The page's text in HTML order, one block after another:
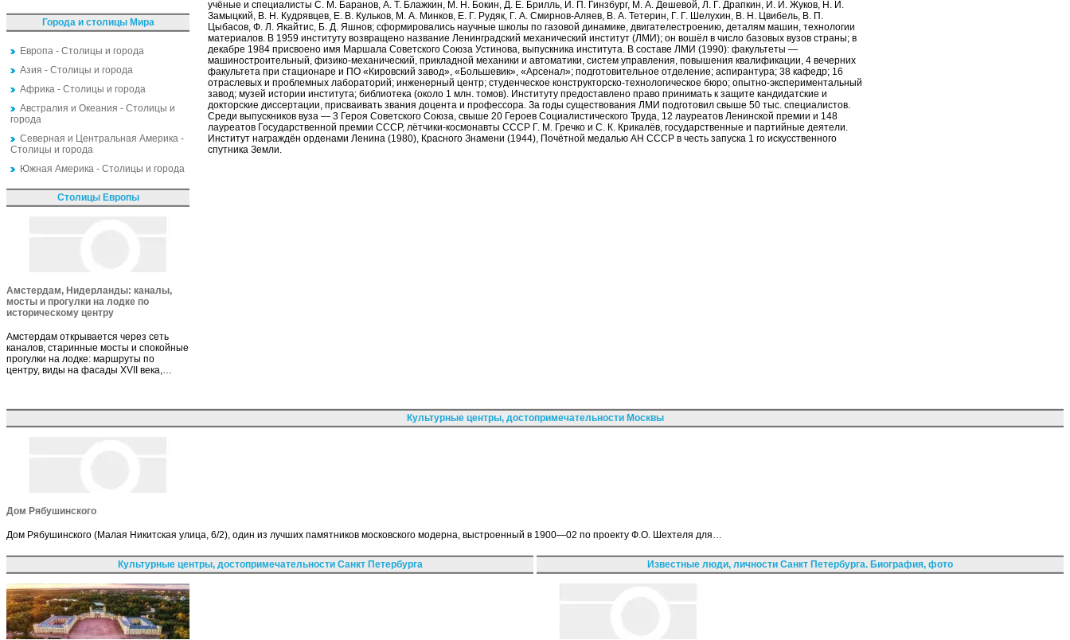
Города и столицы Мира
Европа - Столицы и города
Азия - Столицы и города
Африка - Столицы и города
Австралия и Океания - Столицы и
города
Северная и Центральная Америка -
Столицы и города
Южная Америка - Столицы и города
Столицы Европы
Амстердам, Нидерланды: каналы,
мосты и прогулки на лодке по
историческому центру
Амстердам открывается через сеть
каналов, старинные мосты и спокойные
прогулки на лодке: маршруты по
центру, виды на фасады XVII века,…
учёные и специалисты С. М. Баранов, А. Т. Блажкин, М. Н. Бокин, Д. Е. Брилль, И. П. Гинзбург, М. А. Дешевой, Л. Г. Драпкин, И. И. Жуков, Н. И.
Замыцкий, В. Н. Кудрявцев, Е. В. Кульков, М. А. Минков, Е. Г. Рудяк, Г. А. Смирнов-Аляев, В. А. Тетерин, Г. Г. Шелухин, В. Н. Цвибель, В. П.
Цыбасов, Ф. Л. Якайтис, Б. Д. Яшнов; сформировались научные школы по газовой динамике, двигателестроению, деталям машин, технологии
материалов. В 1959 институту возвращено название Ленинградский механический институт (ЛМИ); он вошёл в число базовых вузов страны; в
декабре 1984 присвоено имя Маршала Советского Союза Устинова, выпускника института. В составе ЛМИ (1990): факультеты —
машиностроительный, физико-механический, прикладной механики и автоматики, систем управления, повышения квалификации, 4 вечерних
факультета при стационаре и ПО «Кировский завод», «Большевик», «Арсенал»; подготовительное отделение; аспирантура; 38 кафедр; 16
отраслевых и проблемных лабораторий; инженерный центр; студенческое конструкторско-технологическое бюро; опытно-экспериментальный
завод; музей истории института; библиотека (около 1 млн. томов). Институту предоставлено право принимать к защите кандидатские и
докторские диссертации, присваивать звания доцента и профессора. За годы существования ЛМИ подготовил свыше 50 тыс. специалистов.
Среди выпускников вуза — 3 Героя Советского Союза, свыше 20 Героев Социалистического Труда, 12 лауреатов Ленинской премии и 148
лауреатов Государственной премии СССР, лётчики-космонавты СССР Г. М. Гречко и С. К. Крикалёв, государственные и партийные деятели.
Институт награждён орденами Ленина (1980), Красного Знамени (1944), Почётной медалью АН СССР в честь запуска 1 го искусственного
спутника Земли.
Культурные центры, достопримечательности Москвы
Дом Рябушинского
Дом Рябушинского (Малая Никитская улица, 6/2), один из лучших памятников московского модерна, выстроенный в 1900—02 по проекту Ф.О. Шехтеля для…
Культурные центры, достопримечательности Санкт Петербурга Известные люди, личности Санкт Петербурга. Биография, фото